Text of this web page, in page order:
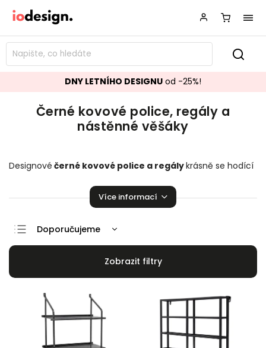
DNY LETNÍHO DESIGNU od -25%!
Černé kovové police, regály a
nástěnné věšáky
Designové černé kovové police a regálykrásně se hodící
,které zaručeně rozzáří vaší domácnosti!
Více informací
Doporučujeme
Nejlevnější
Abecedně